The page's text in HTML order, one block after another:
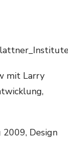
mit Larry
Design